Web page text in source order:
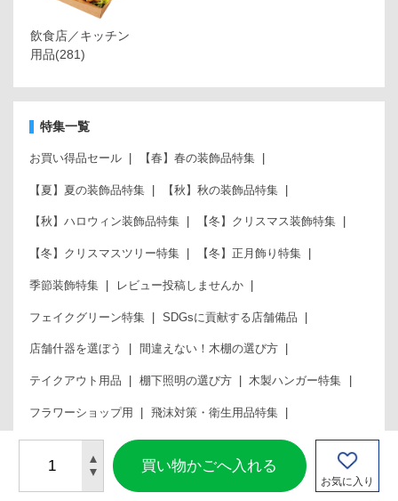
お気に入り
飲食店／キッチン
用品(281)
特集一覧
お買い得品セール 【春】春の装飾品特集
【夏】夏の装飾品特集 【秋】秋の装飾品特集
【秋】ハロウィン装飾品特集 【冬】クリスマス装飾特集
【冬】クリスマスツリー特集 【冬】正月飾り特集
季節装飾特集 レビュー投稿しませんか
フェイクグリーン特集 SDGsに貢献する店舗備品
店舗什器を選ぼう 間違えない！木棚の選び方
テイクアウト用品 棚下照明の選び方 木製ハンガー特集
フラワーショップ用 飛沫対策・衛生用品特集
ストエキコラム ストエキサイト改善委員会